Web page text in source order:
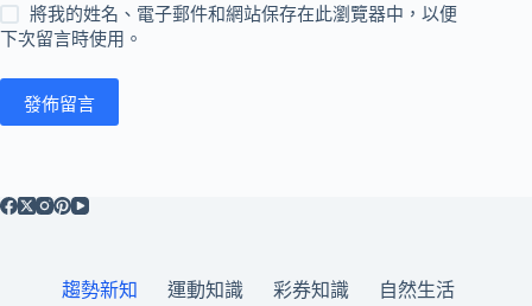
將我的姓名、電子郵件和網站保存在此瀏覽器中，以便
下次留言時使用。
發佈留言
趨勢新知 運動知識 彩券知識 自然生活